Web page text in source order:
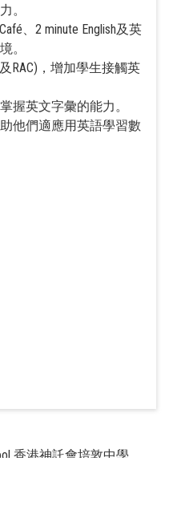
。
、2 minute English及英
。
RAC)，增加學生接觸英
握英文字彙的能力。
他們適應用英語學習數
香港神託會培敦中學